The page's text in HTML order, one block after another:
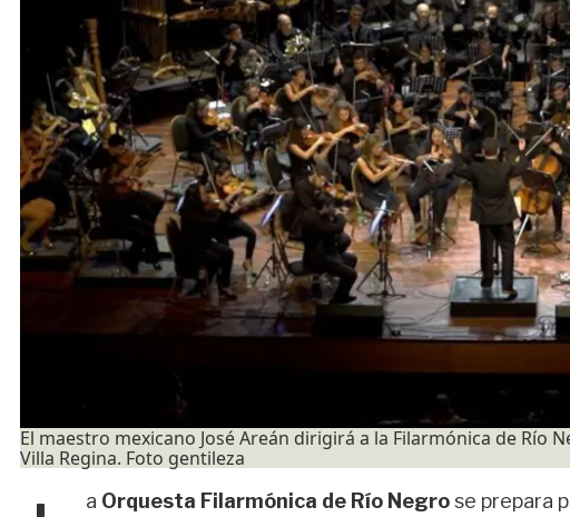
El maestro mexicano José Areán dirigirá a la Filarmónica de Río
Villa Regina. Foto gentileza
a Orquesta Filarmónica de Río Negrose prepara